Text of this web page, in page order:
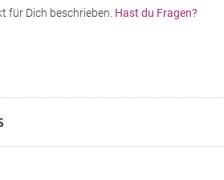
für Dich beschrieben. Hast du Fragen?